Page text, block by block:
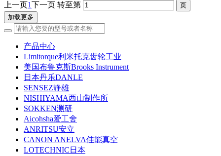
上一页1下一页 转至第
加载更多
产品中心
Limitorque利米托克齿轮工业
美国布鲁克斯Brooks Instrument
日本丹乐DANLE
SENSEZ静雄
NISHIYAMA西山制作所
SOKKEN测研
Aicohsha爱工舍
ANRITSU安立
CANON ANELVA佳能真空
LOTECHNIC日本